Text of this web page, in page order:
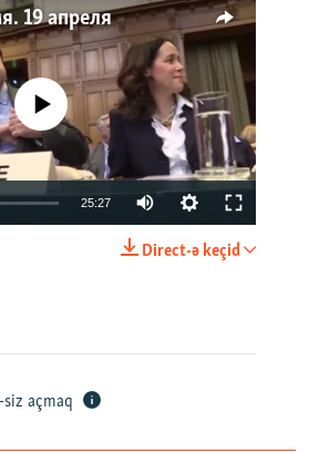
19 апреля
currently available
25:27
Direct-ə keçid
siz açmaq